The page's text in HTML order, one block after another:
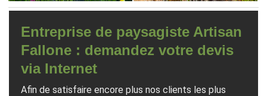
Entreprise de paysagiste Artisan
Fallone : demandez votre devis
via Internet
Afin de satisfaire encore plus nos clients les plus